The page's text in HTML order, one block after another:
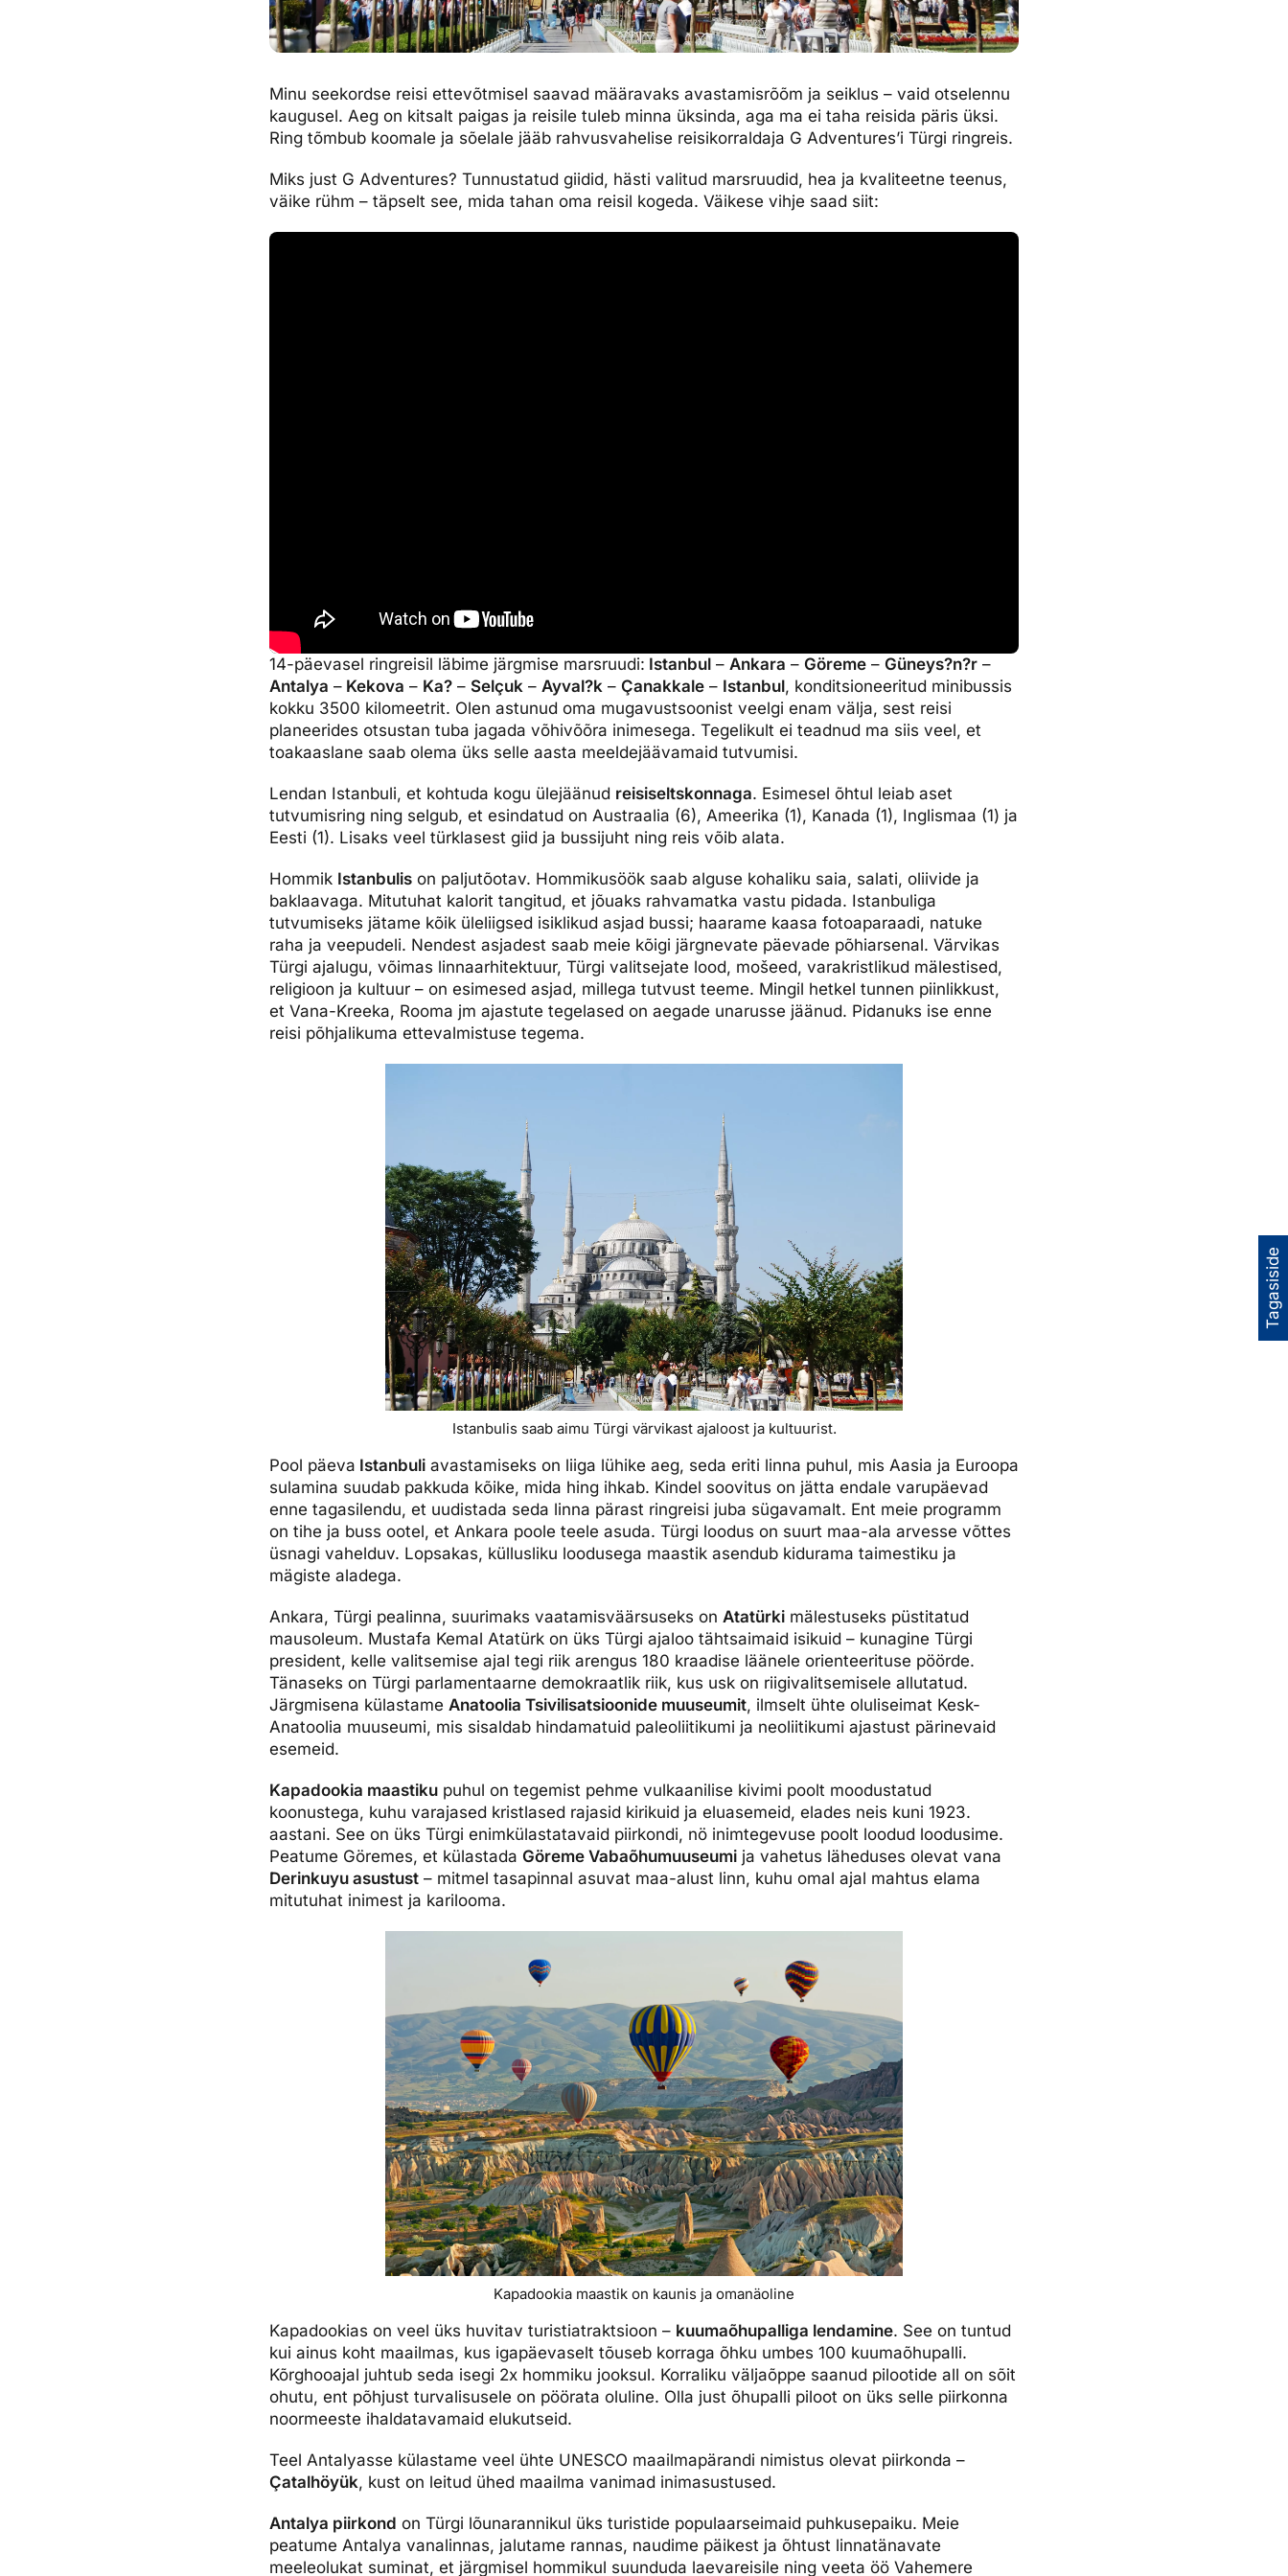
Tagasiside
Minu seekordse reisi ettevõtmisel saavad määravaks avastamisrõõm ja seiklus – vaid otselennu
kaugusel. Aeg on kitsalt paigas ja reisile tuleb minna üksinda, aga ma ei taha reisida päris üksi.
Ring tõmbub koomale ja sõelale jääb rahvusvahelise reisikorraldaja G Adventures’i Türgi ringreis.
Miks just G Adventures? Tunnustatud giidid, hästi valitud marsruudid, hea ja kvaliteetne teenus,
väike rühm – täpselt see, mida tahan oma reisil kogeda. Väikese vihje saad siit:
14-päevasel ringreisil läbime järgmise marsruudi: Istanbul – Ankara – Göreme – Güneys?n?r –
Antalya – Kekova – Ka? – Selçuk – Ayval?k – Çanakkale – Istanbul, konditsioneeritud minibussis
kokku 3500 kilomeetrit. Olen astunud oma mugavustsoonist veelgi enam välja, sest reisi
planeerides otsustan tuba jagada võhivõõra inimesega. Tegelikult ei teadnud ma siis veel, et
toakaaslane saab olema üks selle aasta meeldejäävamaid tutvumisi.
Lendan Istanbuli, et kohtuda kogu ülejäänud reisiseltskonnaga. Esimesel õhtul leiab aset
tutvumisring ning selgub, et esindatud on Austraalia (6), Ameerika (1), Kanada (1), Inglismaa (1) ja
Eesti (1). Lisaks veel türklasest giid ja bussijuht ning reis võib alata.
Hommik Istanbulis on paljutõotav. Hommikusöök saab alguse kohaliku saia, salati, oliivide ja
baklaavaga. Mitutuhat kalorit tangitud, et jõuaks rahvamatka vastu pidada. Istanbuliga
tutvumiseks jätame kõik üleliigsed isiklikud asjad bussi; haarame kaasa fotoaparaadi, natuke
raha ja veepudeli. Nendest asjadest saab meie kõigi järgnevate päevade põhiarsenal. Värvikas
Türgi ajalugu, võimas linnaarhitektuur, Türgi valitsejate lood, mošeed, varakristlikud mälestised,
religioon ja kultuur – on esimesed asjad, millega tutvust teeme. Mingil hetkel tunnen piinlikkust,
et Vana-Kreeka, Rooma jm ajastute tegelased on aegade unarusse jäänud. Pidanuks ise enne
reisi põhjalikuma ettevalmistuse tegema.
Istanbulis saab aimu Türgi värvikast ajaloost ja kultuurist.
Pool päeva Istanbuli avastamiseks on liiga lühike aeg, seda eriti linna puhul, mis Aasia ja Euroopa
sulamina suudab pakkuda kõike, mida hing ihkab. Kindel soovitus on jätta endale varupäevad
enne tagasilendu, et uudistada seda linna pärast ringreisi juba sügavamalt. Ent meie programm
on tihe ja buss ootel, et Ankara poole teele asuda. Türgi loodus on suurt maa-ala arvesse võttes
üsnagi vahelduv. Lopsakas, küllusliku loodusega maastik asendub kidurama taimestiku ja
mägiste aladega.
Ankara, Türgi pealinna, suurimaks vaatamisväärsuseks on Atatürki mälestuseks püstitatud
mausoleum. Mustafa Kemal Atatürk on üks Türgi ajaloo tähtsaimaid isikuid – kunagine Türgi
president, kelle valitsemise ajal tegi riik arengus 180 kraadise läänele orienteerituse pöörde.
Tänaseks on Türgi parlamentaarne demokraatlik riik, kus usk on riigivalitsemisele allutatud.
Järgmisena külastame Anatoolia Tsivilisatsioonide muuseumit, ilmselt ühte oluliseimat Kesk-
Anatoolia muuseumi, mis sisaldab hindamatuid paleoliitikumi ja neoliitikumi ajastust pärinevaid
esemeid.
Kapadookia maastiku puhul on tegemist pehme vulkaanilise kivimi poolt moodustatud
koonustega, kuhu varajased kristlased rajasid kirikuid ja eluasemeid, elades neis kuni 1923.
aastani. See on üks Türgi enimkülastatavaid piirkondi, nö inimtegevuse poolt loodud loodusime.
Peatume Göremes, et külastada Göreme Vabaõhumuuseumi ja vahetus läheduses olevat vana
Derinkuyu asustust – mitmel tasapinnal asuvat maa-alust linn, kuhu omal ajal mahtus elama
mitutuhat inimest ja karilooma.
Kapadookia maastik on kaunis ja omanäoline
Kapadookias on veel üks huvitav turistiatraktsioon – kuumaõhupalliga lendamine. See on tuntud
kui ainus koht maailmas, kus igapäevaselt tõuseb korraga õhku umbes 100 kuumaõhupalli.
Kõrghooajal juhtub seda isegi 2x hommiku jooksul. Korraliku väljaõppe saanud pilootide all on sõit
ohutu, ent põhjust turvalisusele on pöörata oluline. Olla just õhupalli piloot on üks selle piirkonna
noormeeste ihaldatavamaid elukutseid.
Teel Antalyasse külastame veel ühte UNESCO maailmapärandi nimistus olevat piirkonda –
Çatalhöyük, kust on leitud ühed maailma vanimad inimasustused.
Antalya piirkond on Türgi lõunarannikul üks turistide populaarseimaid puhkusepaiku. Meie
peatume Antalya vanalinnas, jalutame rannas, naudime päikest ja õhtust linnatänavate
meeleolukat suminat, et järgmisel hommikul suunduda laevareisile ning veeta öö Vahemere